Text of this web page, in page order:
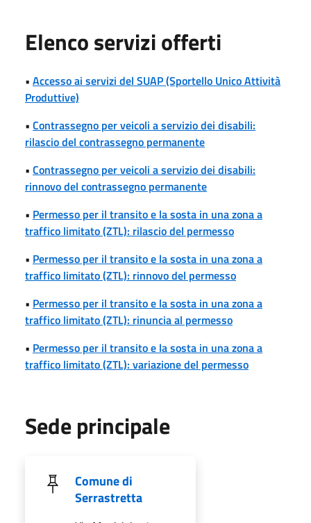
Elenco servizi offerti
• Accesso ai servizi del SUAP (Sportello Unico Attività
Produttive)
• Contrassegno per veicoli a servizio dei disabili:
rilascio del contrassegno permanente
• Contrassegno per veicoli a servizio dei disabili:
rinnovo del contrassegno permanente
• Permesso per il transito e la sosta in una zona a
traffico limitato (ZTL): rilascio del permesso
• Permesso per il transito e la sosta in una zona a
traffico limitato (ZTL): rinnovo del permesso
• Permesso per il transito e la sosta in una zona a
traffico limitato (ZTL): rinuncia al permesso
• Permesso per il transito e la sosta in una zona a
traffico limitato (ZTL): variazione del permesso
Sede principale
Comune di
Serrastretta